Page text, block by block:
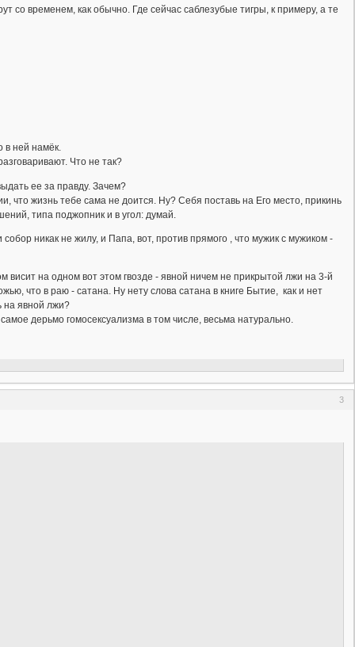
со временем, как обычно. Где сейчас саблезубые тигры, к примеру, а те
в ней намёк.
Что не так?
ее за правду. Зачем?
что жизнь тебе сама не доится. Ну? Себя поставь на Его место, прикинь
типа поджопник и в угол: думай.
никак не жилу, и Папа, вот, против прямого , что мужик с мужиком -
висит на одном вот этом гвозде - явной ничем не прикрытой лжи на 3-й
что в раю - сатана. Ну нету слова сатана в книге Бытие, как и нет
на явной лжи?
дерьмо гомосексуализма в том числе, весьма натурально.
3